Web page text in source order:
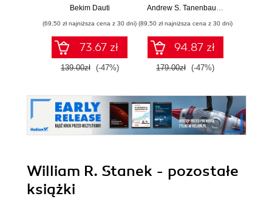
egzaminu AZ-800.
Bekim Dauti
(69,50 zł najniższa cena z 30 dni)
73.67 zł
139.00zł (-47%)
(89,50 zł najniższa cena z 30 dni)
94.87 zł
179.00zł (-47%)
William R. Stanek - pozostałe
książki